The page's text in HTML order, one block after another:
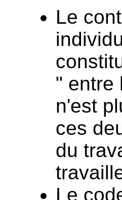
Le
" entre
n'est
ces
du
Le